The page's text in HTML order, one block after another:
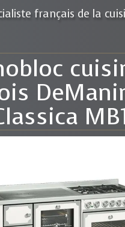
Notre entreprise
Galerie
Marques▼
Contact
français de la